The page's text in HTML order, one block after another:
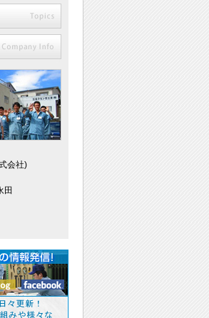
会社)
田